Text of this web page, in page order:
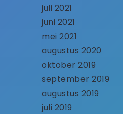
juli 2021
juni 2021
mei 2021
augustus 2020
oktober 2019
september 2019
augustus 2019
juli 2019